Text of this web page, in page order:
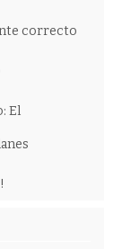
correcto
El